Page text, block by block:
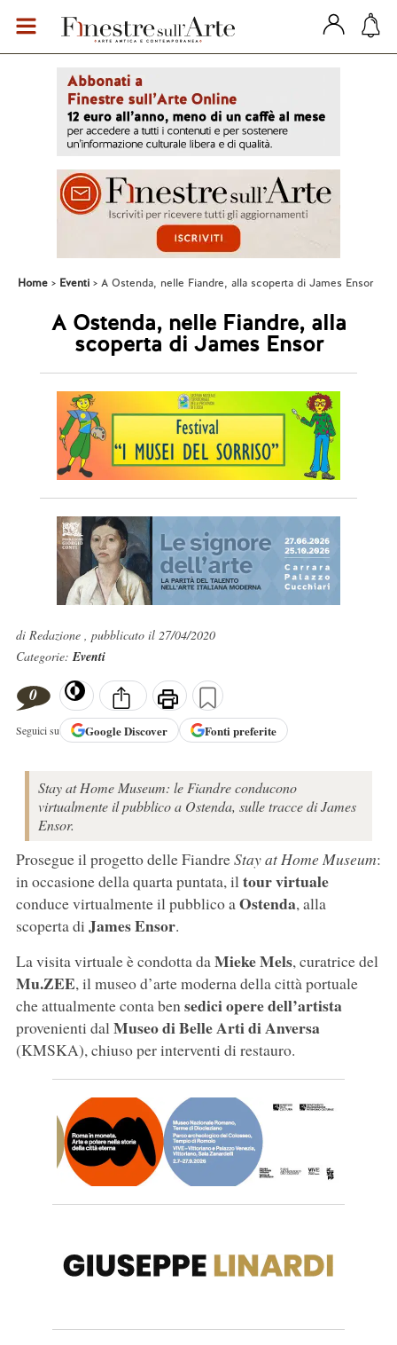
Home Eventi A Ostenda, nelle Fiandre, alla scoperta di James Ensor
A Ostenda, nelle Fiandre, alla
scoperta di James Ensor
di Redazione , pubblicato il 27/04/2020
Categorie:Eventi
0
Seguici su GoogleDiscover Fonti preferite
Stay at Home Museum: le Fiandre conducono
virtualmente il pubblico a Ostenda, sulle tracce di James
Ensor.
Prosegue il progetto delle FiandreStay at Home Museum:
in occasione della quarta puntata, iltour virtuale
conduce virtualmente il pubblico aOstenda, alla
scoperta di James Ensor.
La visita virtuale è condotta daMieke Mels, curatrice del
Mu.ZEE, il museo d’arte moderna della città portuale
che attualmente conta bensedici opere dell’artista
provenienti dalMuseo di Belle Arti di Anversa
(KMSKA), chiuso per interventi di restauro.